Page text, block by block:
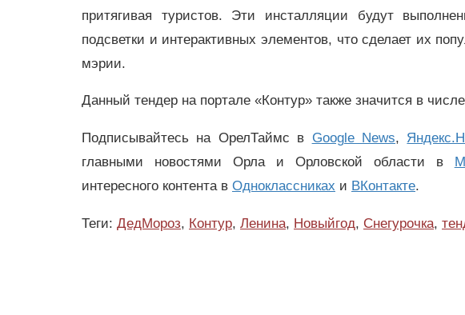
притягивая туристов. Эти инсталляции будут
подсветки и интерактивных элементов, что сделает их
мэрии.
Данный тендер на портале «Контур» также значится в
Подписывайтесь на ОрелТаймс в Google News,
главными новостями Орла и Орловской области в
интересного контента в Одноклассниках и ВКонтакте.
Теги: ДедМороз, Контур, Ленина, Новыйгод, Снегурочка,